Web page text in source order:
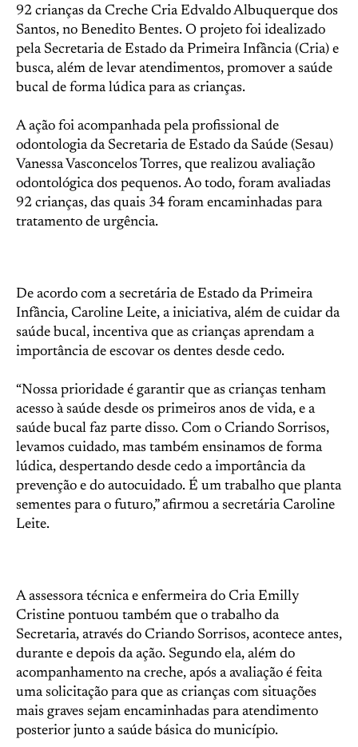
92 crianças da Creche Cria Edvaldo Albuquerque dos
Santos, no Benedito Bentes. O projeto foi idealizado
pela Secretaria de Estado da Primeira Infância (Cria) e
busca, além de levar atendimentos, promover a saúde
bucal de forma lúdica para as crianças.
A ação foi acompanhada pela profissional de
odontologia da Secretaria de Estado da Saúde (Sesau)
Vanessa Vasconcelos Torres, que realizou avaliação
odontológica dos pequenos. Ao todo, foram avaliadas
92 crianças, das quais 34 foram encaminhadas para
tratamento de urgência.
De acordo com a secretária de Estado da Primeira
Infância, Caroline Leite, a iniciativa, além de cuidar da
saúde bucal, incentiva que as crianças aprendam a
importância de escovar os dentes desde cedo.
“Nossa prioridade é garantir que as crianças tenham
acesso à saúde desde os primeiros anos de vida, e a
saúde bucal faz parte disso. Com o Criando Sorrisos,
levamos cuidado, mas também ensinamos de forma
lúdica, despertando desde cedo a importância da
prevenção e do autocuidado. É um trabalho que planta
sementes para o futuro,” afirmou a secretária Caroline
Leite.
A assessora técnica e enfermeira do Cria Emilly
Cristine pontuou também que o trabalho da
Secretaria, através do Criando Sorrisos, acontece antes,
durante e depois da ação. Segundo ela, além do
acompanhamento na creche, após a avaliação é feita
uma solicitação para que as crianças com situações
mais graves sejam encaminhadas para atendimento
posterior junto a saúde básica do município.